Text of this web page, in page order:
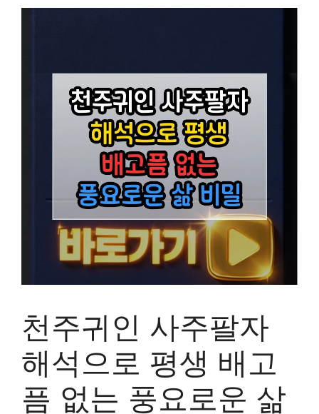
천주귀인 사주팔자
해석으로 평생 배고
픔 없는 풍요로운 삶